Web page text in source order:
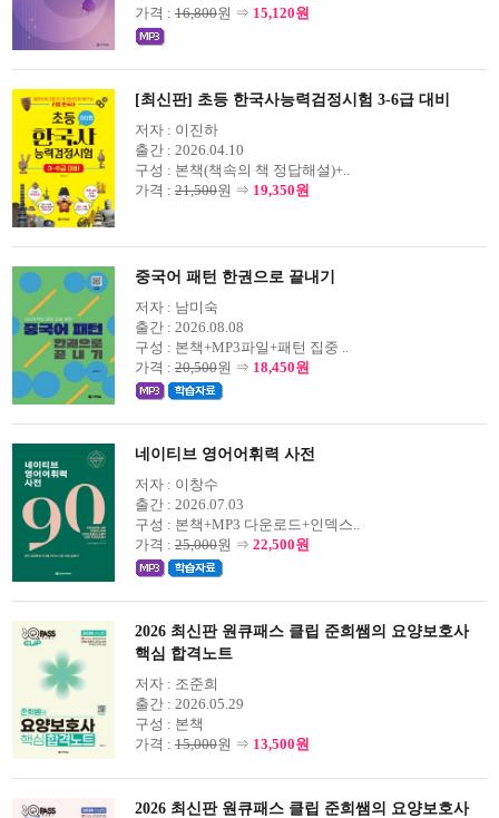
가격 : 16,800원 ⇒ 15,120원
[최신판] 초등 한국사능력검정시험 3-6급 대비
저자 : 이진하
출간 : 2026.04.10
구성 : 본책(책속의 책 정답해설)+..
가격 : 21,500원 ⇒ 19,350원
중국어 패턴 한권으로 끝내기
저자 : 남미숙
출간 : 2026.08.08
구성 : 본책+MP3파일+패턴 집중 ..
가격 : 20,500원 ⇒ 18,450원
네이티브 영어어휘력 사전
저자 : 이창수
출간 : 2026.07.03
구성 : 본책+MP3 다운로드+인덱스..
가격 : 25,000원 ⇒ 22,500원
2026 최신판 원큐패스 클립 준희쌤의 요양보호사
핵심 합격노트
저자 : 조준희
출간 : 2026.05.29
구성 : 본책
가격 : 15,000원 ⇒ 13,500원
2026 최신판 원큐패스 클립 준희쌤의 요양보호사